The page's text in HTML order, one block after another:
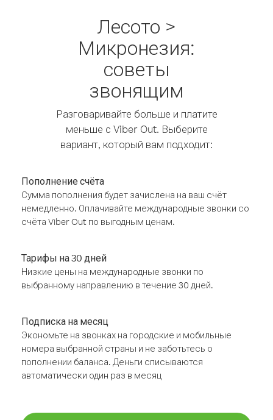
Лесото >
Микронезия:
советы
звонящим
Разговаривайте больше и платите
меньше с Viber Out. Выберите
вариант, который вам подходит:
Пополнение счёта
Сумма пополнения будет зачислена на ваш счёт
немедленно. Оплачивайте международные звонки со
счёта Viber Out по выгодным ценам.
Тарифы на 30 дней
Низкие цены на международные звонки по
выбранному направлению в течение 30 дней.
Подписка на месяц
Экономьте на звонках на городские и мобильные
номера выбранной страны и не заботьтесь о
пополнении баланса. Деньги списываются
автоматически один раз в месяц